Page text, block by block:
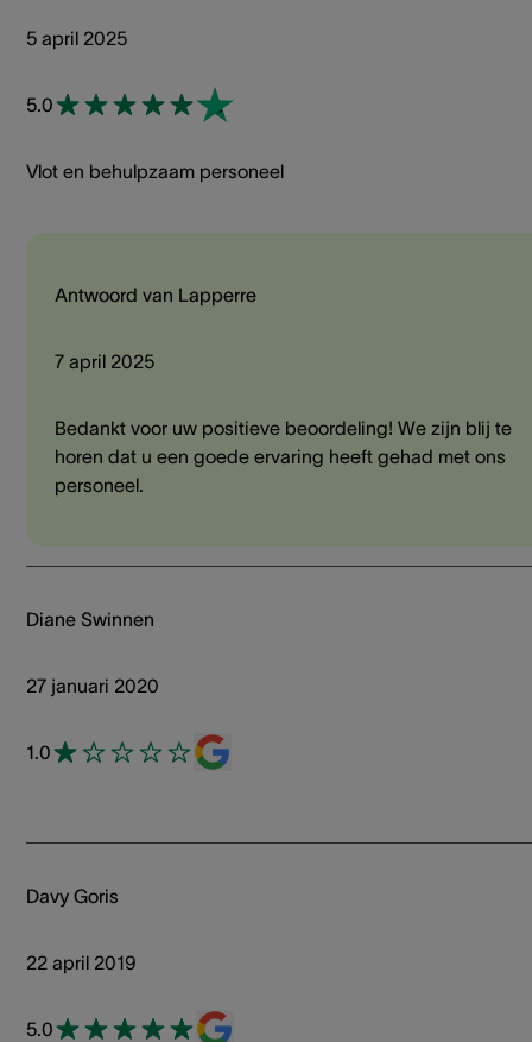
5 april 2025
5.0
Vlot en behulpzaam personeel
Antwoord van Lapperre
7 april 2025
Bedankt voor uw positieve beoordeling! We zijn blij te
horen dat u een goede ervaring heeft gehad met ons
personeel.
Diane Swinnen
27 januari 2020
1.0
Davy Goris
22 april 2019
5.0